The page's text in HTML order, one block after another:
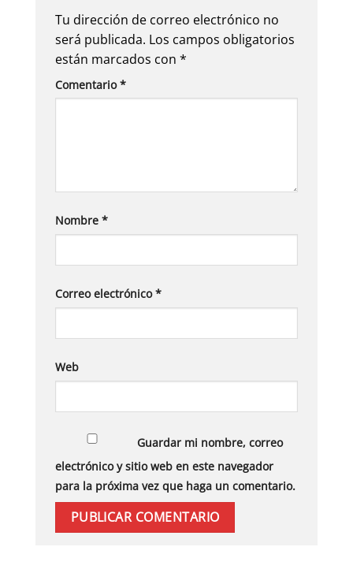
Tu dirección de correo electrónico no
será publicada. Los campos obligatorios
están marcados con *
Comentario*
Nombre *
Correo electrónico*
Web
Guardar mi nombre, correo
electrónico y sitio web en este navegador
para la próxima vez que haga un comentario.